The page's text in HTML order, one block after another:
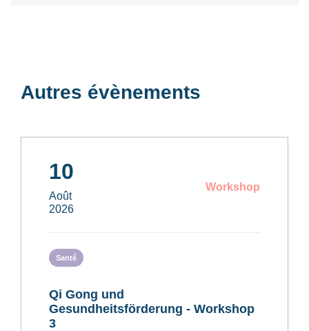
Autres évènements
10
Août
2026
Workshop
Santé
Qi Gong und
Gesundheitsförderung - Workshop
3